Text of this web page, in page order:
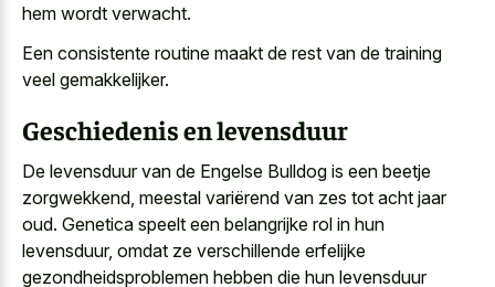
hem wordt verwacht.
Een consistente routine maakt de rest van de training
veel gemakkelijker.
Geschiedenis en levensduur
De levensduur van de Engelse Bulldog is een beetje
zorgwekkend, meestal variërend van zes tot acht jaar
oud. Genetica speelt een belangrijke rol in hun
levensduur, omdat ze verschillende erfelijke
gezondheidsproblemen hebben die hun levensduur